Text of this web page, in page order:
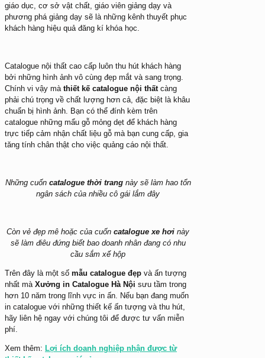
giáo dục, cơ sở vật chất, giáo viên giảng dạy và
phương phá giảng dạy sẽ là những kênh thuyết phục
khách hàng hiệu quả đăng kí khóa học.
Catalogue nội thất cao cấp luôn thu hút khách hàng
bởi những hình ảnh vô cùng đẹp mắt và sang trọng.
Chính vi vậy mà thiết kế catalogue nội thất càng
phải chú trọng về chất lượng hơn cả, đặc biệt là khâu
chuẩn bị hình ảnh. Bạn có thể đính kèm trên
catalogue những mẩu gỗ mỏng dẹt để khách hàng
trực tiếp cảm nhận chất liệu gỗ mà bạn cung cấp, gia
tăng tính chân thật cho việc quảng cáo nội thất.
Những cuốn catalogue thời trangnày sẽ làm hao tổn
ngân sách của nhiều cô gái lắm đây
Còn vẻ đẹp mê hoặc của cuốncatalogue xe hơi này
sẽ làm điêu đứng biết bao doanh nhân đang có nhu
cầu sắm xế hộp
Trên đây là một số mẫu catalogue đẹp và ấn tượng
nhất mà Xưởng in Catalogue Hà Nội sưu tầm trong
hơn 10 năm trong lĩnh vực in ấn. Nếu bạn đang muốn
in catalogue với những thiết kế ấn tượng và thu hút,
hãy liên hệ ngay với chúng tôi để được tư vấn miễn
phí.
Xem thêm: Lợi ích doanh nghiệp nhận được từ